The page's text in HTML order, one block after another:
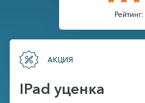
Рейтинг:
АКЦИЯ
IPad уценка